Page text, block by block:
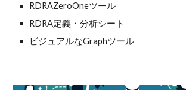
RDRAZeroOneツール
RDRA定義・分析シート
ビジュアルなGraphツール